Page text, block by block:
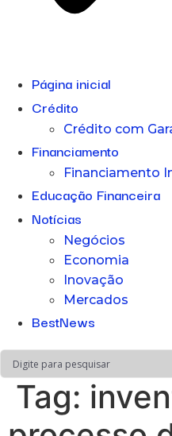
Página inicial
Crédito
Crédito com
Financiamento
Financiamento
Educação Financeira
Notícias
Negócios
Economia
Inovação
Mercados
BestNews
Tag: